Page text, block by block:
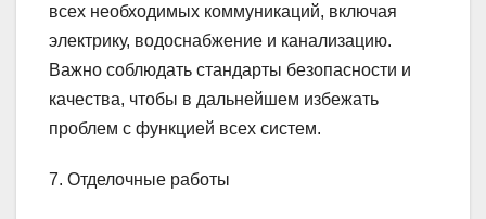
всех необходимых коммуникаций, включая
электрику, водоснабжение и канализацию.
Важно соблюдать стандарты безопасности и
качества, чтобы в дальнейшем избежать
проблем с функцией всех систем.
7. Отделочные работы